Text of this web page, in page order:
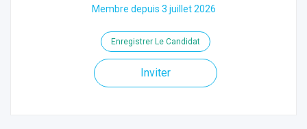
Membre depuis 3 juillet 2026
Enregistrer Le Candidat
Inviter